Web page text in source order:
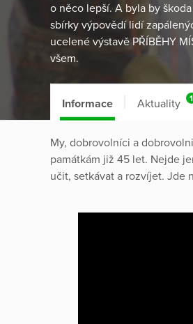
o něco lepší. A byla by
sbírky výpovědí lidí
ucelené výstavě PŘÍBĚHY
všem.
Informace Aktuality 1
My, dobrovolníci a
památkám již 45 let. Nejde
učit, setkávat a rozvíjet. Jde